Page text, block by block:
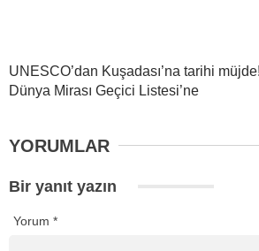
UNESCO’dan Kuşadası’na tarihi müjde!
Dünya Mirası Geçici Listesi’ne
YORUMLAR
Bir yanıt yazın
Yorum *